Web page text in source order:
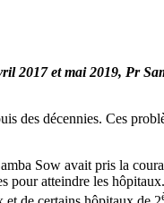
2017 et mai 2019, Pr
des décennies. Ces
Sow avait pris la
pour atteindre les